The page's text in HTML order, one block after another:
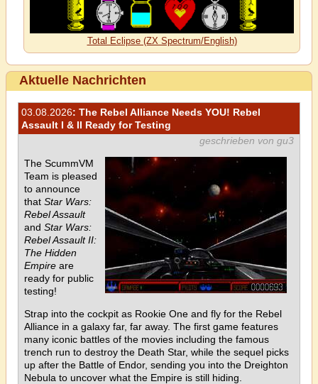
Total Eclipse (ZX Spectrum/English)
Aktuelle Nachrichten
03.08.2026: The Rebel Alliance Needs YOU! Rebel
Assault I & II Ready for Testing
geschrieben von gu3
The ScummVM
Team is pleased
to announce
that Star Wars:
Rebel Assault
and Star Wars:
Rebel Assault II:
The Hidden
Empire are
ready for public
testing!
Strap into the cockpit as Rookie One and fly for the Rebel
Alliance in a galaxy far, far away. The first game features
many iconic battles of the movies including the famous
trench run to destroy the Death Star, while the sequel picks
up after the Battle of Endor, sending you into the Dreighton
Nebula to uncover what the Empire is still hiding.